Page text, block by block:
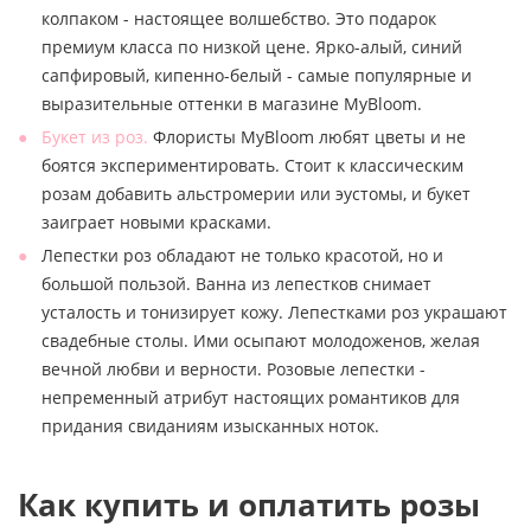
колпаком - настоящее волшебство. Это подарок
премиум класса по низкой цене. Ярко-алый, синий
сапфировый, кипенно-белый - самые популярные и
выразительные оттенки в магазине MyBloom.
Букет из роз. Флористы MyBloom любят цветы и не
боятся экспериментировать. Стоит к классическим
розам добавить альстромерии или эустомы, и букет
заиграет новыми красками.
Лепестки роз обладают не только красотой, но и
большой пользой. Ванна из лепестков снимает
усталость и тонизирует кожу. Лепестками роз украшают
свадебные столы. Ими осыпают молодоженов, желая
вечной любви и верности. Розовые лепестки -
непременный атрибут настоящих романтиков для
придания свиданиям изысканных ноток.
Как купить и оплатить розы